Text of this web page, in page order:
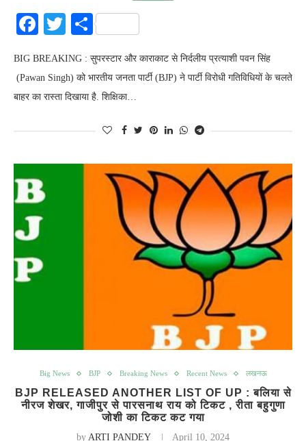
Facebook
Twitter
Share
BIG BREAKING : सुपरस्टार और काराकाट से निर्दलीय प्रत्याशी पवन सिंह
(Pawan Singh) को भारतीय जनता पार्टी (BJP) ने पार्टी विरोधी गतिविधियों के चलते
बाहर का रास्ता दिखाया है. शिक्षिका…
Big News BJP Breaking News Recent News लखनऊ
BJP RELEASED ANOTHER LIST OF UP : बलिया से
नीरज शेखर, गाजीपुर से पारसनाथ राय को टिकट , रीता बहुगुणा
जोशी का टिकट कट गया
by ARTI PANDEY April 10, 2024